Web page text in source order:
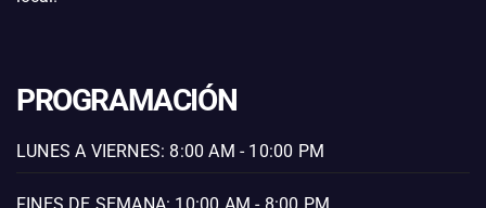
PROGRAMACIÓN
LUNES A VIERNES: 8:00 AM - 10:00 PM
FINES DE SEMANA: 10:00 AM - 8:00 PM